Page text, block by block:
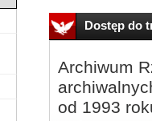
Dostęp do
Archiwum
od 1993